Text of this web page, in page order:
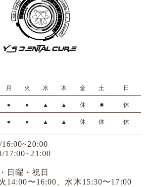
月 火 水 木 金 土 日
● ● ▲ ▲ 休 ■ 休
● ● ▲ ▲ 休 休 休
17:00~21:00
日曜・祝日
14:00〜16:00、水木15:30〜17:00